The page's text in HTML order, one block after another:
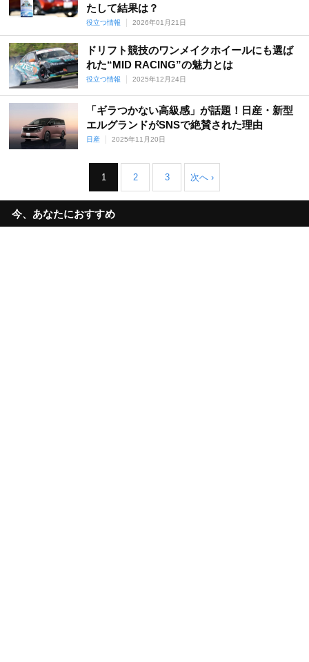
たして結果は？
役立つ情報 2026年01月21日
ドリフト競技のワンメイクホイールにも選ば
れた“MID RACING”の魅力とは
役立つ情報 2025年12月24日
「ギラつかない高級感」が話題！日産・新型
エルグランドがSNSで絶賛された理由
日産 2025年11月20日
1 2 3 次へ ›
今、あなたにおすすめ